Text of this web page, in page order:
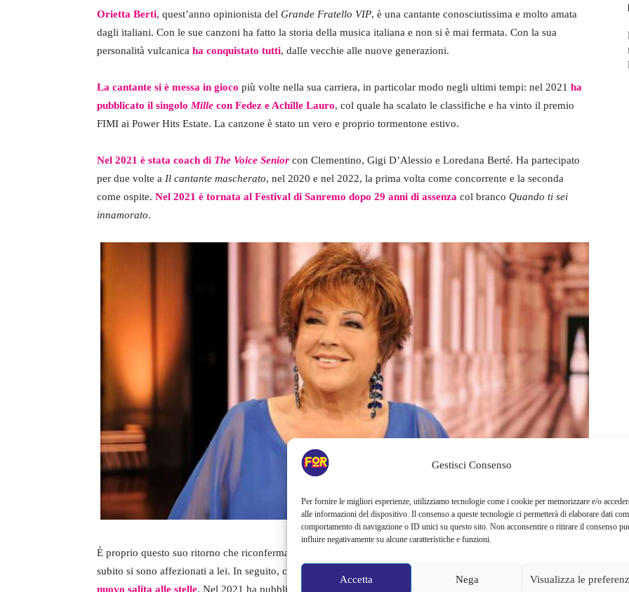
Gestisci Consenso
Per fornire le migliori esperienze, utilizziamo tecnologie come i cookie per memorizzare e/o
alle informazioni del dispositivo. Il consenso a queste tecnologie ci permetterà di elaborare dati
comportamento di navigazione o ID unici su questo sito. Non acconsentire o ritirare il consenso
influire negativamente su alcune caratteristiche e funzioni.
Accetta Nega Visualizza le
Orietta Berti, quest’anno opinionista del Grande Fratello VIP, è una cantante conosciutissima e molto amata
dagli italiani. Con le sue canzoni ha fatto la storia della musica italiana e non si è mai fermata. Con la sua
personalità vulcanica ha conquistato tutti, dalle vecchie alle nuove generazioni.
La cantante si è messa in gioco più volte nella sua carriera, in particolar modo negli ultimi tempi: nel 2021 ha
pubblicato il singolo Mille con Fedez e Achille Lauro, col quale ha scalato le classifiche e ha vinto il premio
FIMI ai Power Hits Estate. La canzone è stato un vero e proprio tormentone estivo.
Nel 2021 è stata coach di The Voice Senior con Clementino, Gigi D’Alessio e Loredana Berté. Ha partecipato
per due volte a Il cantante mascherato, nel 2020 e nel 2022, la prima volta come concorrente e la seconda
come ospite. Nel 2021 è tornata al Festival di Sanremo dopo 29 anni di assenza col branco Quando ti sei
innamorato.
È proprio questo suo ritorno che riconferma il suo successo e fa conoscere la cantante anche ai giovani, che
subito si sono affezionati a lei. In seguito, con la collaborazione con Fedez e Lauro,
nuovo salita alle stelle. Nel 2021 ha pubblicato, insieme a Cristiano Malgioglio, il singolo